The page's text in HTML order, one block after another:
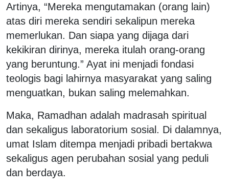
Artinya, “Mereka mengutamakan (orang lain)
atas diri mereka sendiri sekalipun mereka
memerlukan. Dan siapa yang dijaga dari
kekikiran dirinya, mereka itulah orang-orang
yang beruntung.” Ayat ini menjadi fondasi
teologis bagi lahirnya masyarakat yang saling
menguatkan, bukan saling melemahkan.
Maka, Ramadhan adalah madrasah spiritual
dan sekaligus laboratorium sosial. Di dalamnya,
umat Islam ditempa menjadi pribadi bertakwa
sekaligus agen perubahan sosial yang peduli
dan berdaya.